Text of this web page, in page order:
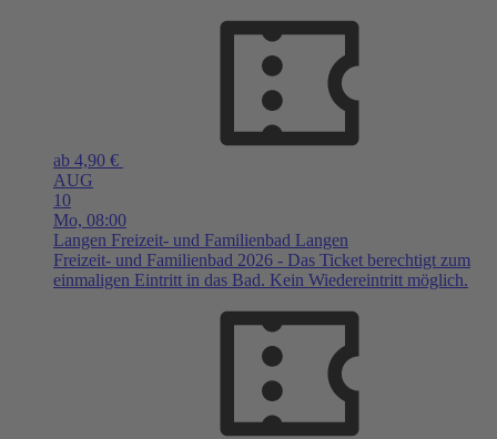
ab 4,90 €
AUG
10
Mo, 08:00
Langen Freizeit- und Familienbad Langen
Freizeit- und Familienbad 2026 - Das Ticket berechtigt zum
einmaligen Eintritt in das Bad. Kein Wiedereintritt möglich.